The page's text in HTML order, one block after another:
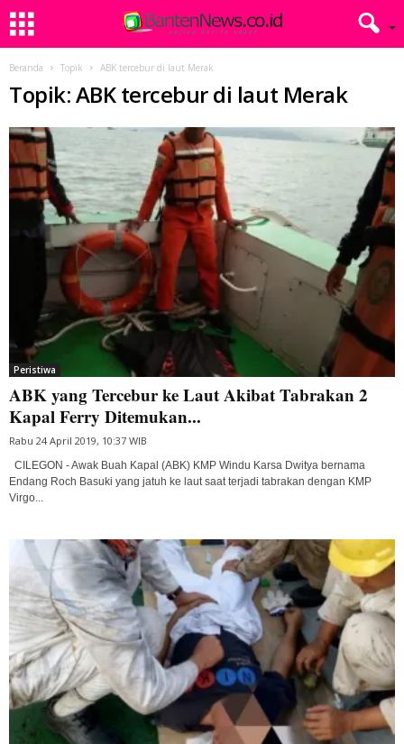
Beranda Topik ABK tercebur di laut Merak
Topik: ABK tercebur di laut Merak
Peristiwa
ABK yang Tercebur ke Laut Akibat Tabrakan 2
Kapal Ferry Ditemukan...
Rabu 24 April 2019, 10:37 WIB
CILEGON - Awak Buah Kapal (ABK) KMP Windu Karsa Dwitya bernama
Endang Roch Basuki yang jatuh ke laut saat terjadi tabrakan dengan KMP
Virgo...